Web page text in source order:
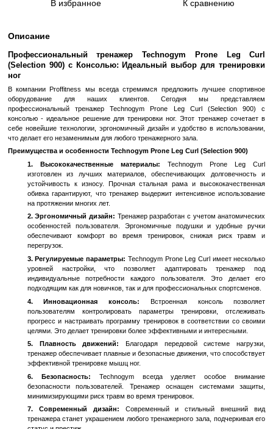
Быстрый заказ
% Войти для отображения накопительной скидки
В избранное К
Описание
Профессиональный тренажер Technogym
(Selection 900) с Консолью: Идеальный выбор для
В компании Proffitness мы всегда стремимся предложить
оборудование для наших клиентов. Сегодня мы
профессиональный тренажер Technogym Prone Leg Curl
консолью - идеальное решение для тренировки ног. Этот
себе новейшие технологии, эргономичный дизайн и удобство в
что делает его незаменимым для любого тренажерного зала.
Преимущества и особенности Technogym Prone Leg Curl
1. Высококачественные материалы:Technogym
изготовлен из лучших материалов, обеспечивающих
устойчивость к износу. Прочная стальная рама и
на протяжении многих лет.
2. Эргономичный дизайн:Тренажер разработан с учетом
особенностей пользователя. Эргономичные подушки и
обеспечивают комфорт во время тренировок,